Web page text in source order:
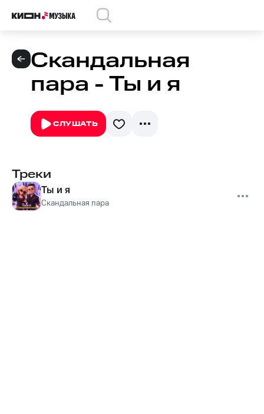
Скандальная
пара - Ты и я
СЛУШАТЬ
Треки
Ты и я
Скандальная пара